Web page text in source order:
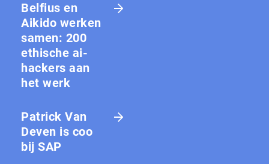
Belfius en
Aikido werken
samen: 200
ethische ai-
hackers aan
het werk
Patrick Van
Deven is coo
bij SAP